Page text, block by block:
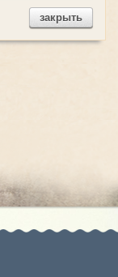
закрыть